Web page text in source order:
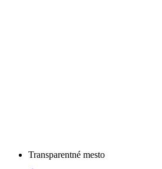
Transparentné mesto